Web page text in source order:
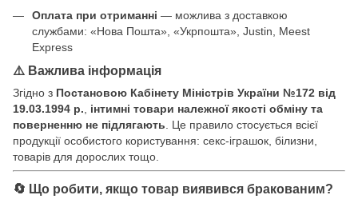
Оплата при отриманні — можлива з доставкою
службами: «Нова Пошта», «Укрпошта», Justin, Meest
Express
⚠️ Важлива інформація
Згідно з Постановою Кабінету Міністрів України №172 від
19.03.1994 р.
інтимні товари належної якості обміну та
поверненню не підлягають . Це правило стосується всієї
продукції особистого користування: секс-іграшок, білизни,
товарів для дорослих тощо.
🔄 Що робити, якщо товар виявився бракованим?